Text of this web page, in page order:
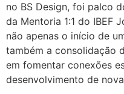
no BS Design, foi palco
da Mentoria 1:1 do IBEF
não apenas o início de
também a consolidação
em fomentar conexões
desenvolvimento de